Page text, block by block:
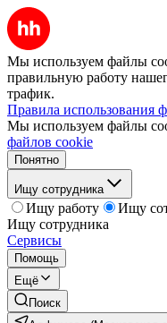
Мы используем файлы
правильную работу
трафик.
Правила использования
Мы используем файлы
файлов cookie
Понятно
Ищу сотрудника
Ищу работу
Ищу
Ищу сотрудника
Сервисы
Помощь
Ещё
Поиск